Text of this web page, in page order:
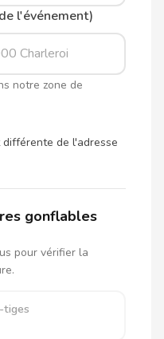
l'événement)
notre zone de
de l'adresse
gonflables
pour vérifier la
tiges